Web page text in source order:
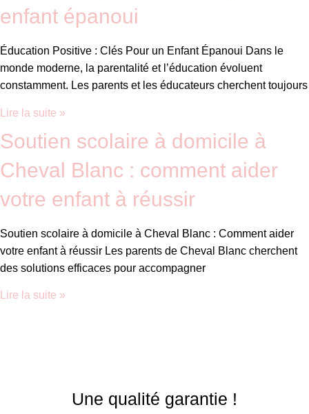
enfant épanoui
Éducation Positive : Clés Pour un Enfant Épanoui Dans le
monde moderne, la parentalité et l’éducation évoluent
constamment. Les parents et les éducateurs cherchent toujours
Lire la suite »
Soutien scolaire à domicile à
Cheval Blanc : comment aider
votre enfant à réussir
Soutien scolaire à domicile à Cheval Blanc : Comment aider
votre enfant à réussir Les parents de Cheval Blanc cherchent
des solutions efficaces pour accompagner
Lire la suite »
Une qualité garantie !